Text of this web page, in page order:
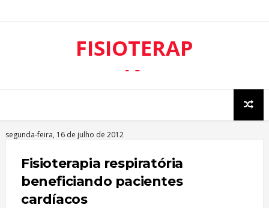
FISIOTERAP
IA
RIA
segunda-feira, 16 de julho de 2012
Fisioterapia respiratória
beneficiando pacientes
cardíacos